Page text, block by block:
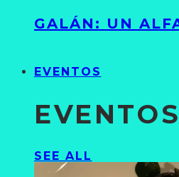
GALÁN: UN
EVENTOS
EVENTOS
SEE ALL